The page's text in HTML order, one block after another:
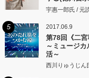
宇惠一郎氏 / 元
5 2017.06.9
第78回《二宮
～ミュージ
活～
西川りゅうじん